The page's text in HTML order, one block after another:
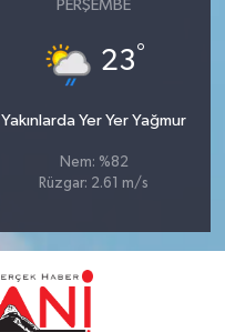
PERŞEMBE
23°
Yakınlarda Yer Yer Yağmur
Nem: %82
Rüzgar: 2.61 m/s